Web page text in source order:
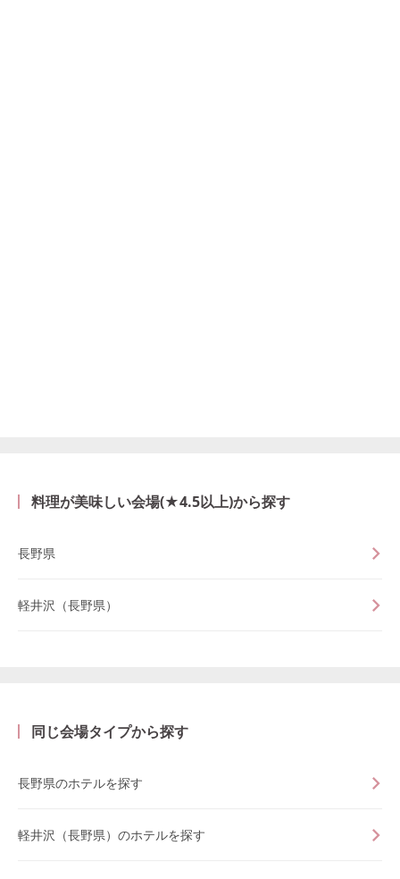
料理が美味しい会場(★4.5以上)から探す
長野県
軽井沢（長野県）
同じ会場タイプから探す
長野県のホテルを探す
軽井沢（長野県）のホテルを探す